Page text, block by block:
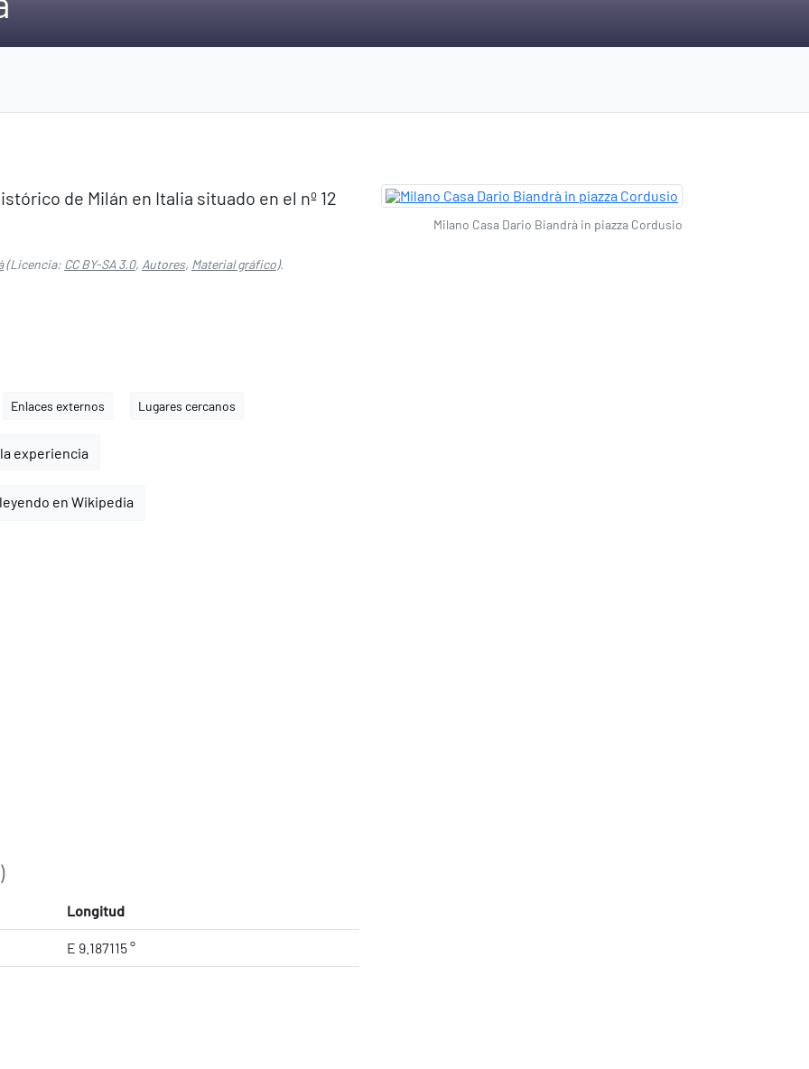
de Milán en Italia situado en el nº 12
(Licencia: CC BY-SA 3.0, Autores, Material gráfico).
Enlaces externos Lugares cercanos
experiencia
en Wikipedia
Longitud
E 9.187115 °
Milano Casa Dario Biandrà in piazza Cordusio